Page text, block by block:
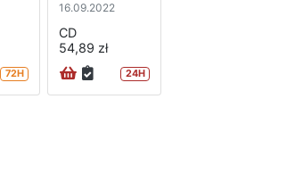
72H
16.09.2022
CD
54,89 zł
24H